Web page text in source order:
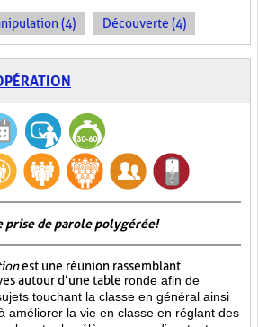
(4) Découverte (4)
prise de parole polygérée!
est une réunion rassemblant
autour d’une table ronde afin de
touchant la classe en général ainsi
améliorer la vie en classe en réglant des